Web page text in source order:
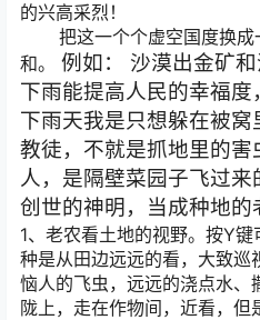
的兴高采烈！
把这一个个虚空国度换成
和。
例如： 沙漠出金矿和
下雨能提高人民的幸福
下雨天我是只想躲在被
教徒，不就是抓地里的害
人，是隔壁菜园子飞过
创世的神明，当成种地的
1、老农看土地的视野。按Y
种是从田边远远的看，大致巡
恼人的飞虫，远远的浇点水、
陇上，走在作物间，近看，